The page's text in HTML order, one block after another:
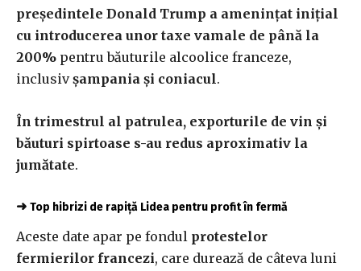
președintele Donald Trump a amenințat inițial
cu introducerea unor taxe vamale de până la
200% pentru băuturile alcoolice franceze,
inclusivșampania și coniacul.
În trimestrul al patrulea, exporturile de vin și
băuturi spirtoase s-au redus aproximativ la
jumătate.
➜ Top hibrizi de rapiță Lidea pentru profit în fermă
Aceste date apar pe fondul protestelor
fermierilor francezi, care durează de câteva luni